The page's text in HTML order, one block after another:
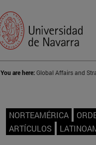
You are here:Global Affairs and
NORTEAMÉRICA
ARTÍCULOS